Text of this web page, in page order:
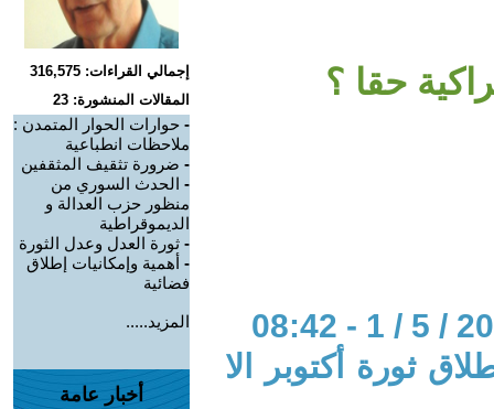
حقا ؟
ثورة أكتوبر الا
إجمالي القراءات: 316,575
المقالات المنشورة: 23
- حوارات الحوار المتمدن :
ملاحظات انطباعية
- ضرورة تثقيف المثقفين
- الحدث السوري من
منظور حزب العدالة و
الديموقراطية
- ثورة العدل وعدل الثورة
- أهمية وإمكانيات إطلاق
فضائية
المزيد.....
أخبار عامة